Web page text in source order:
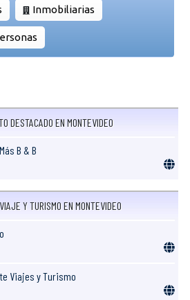
Inmobiliarias
DESTACADO EN MONTEVIDEO
B & B
Y TURISMO EN MONTEVIDEO
Viajes y Turismo